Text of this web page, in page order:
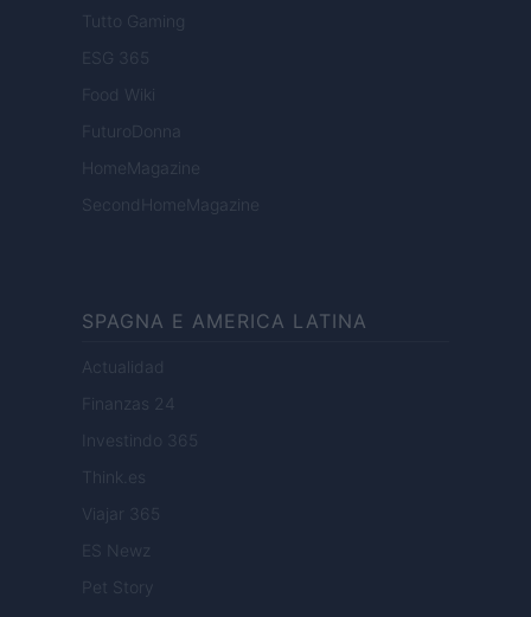
Tutto Gaming
ESG 365
Food Wiki
FuturoDonna
HomeMagazine
SecondHomeMagazine
SPAGNA E AMERICA LATINA
Actualidad
Finanzas 24
Investindo 365
Think.es
Viajar 365
ES Newz
Pet Story